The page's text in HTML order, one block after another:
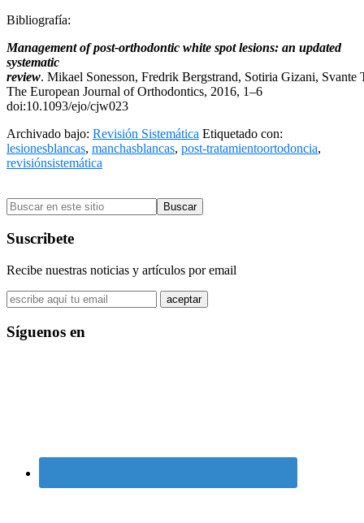
Bibliografía:
Management of post-orthodontic white spot lesions: an updated
systematic
review. Mikael Sonesson, Fredrik Bergstrand, Sotiria Gizani, Svante
The European Journal of Orthodontics, 2016, 1–6
doi:10.1093/ejo/cjw023
Archivado bajo: Revisión Sistemática Etiquetado con:
lesionesblancas, manchasblancas, post-tratamientoortodoncia,
revisiónsistemática
Barra
lateral
primaria
Buscar
en
este
sitio
Suscribete
Recibe nuestras noticias y artículos por email
Síguenos en